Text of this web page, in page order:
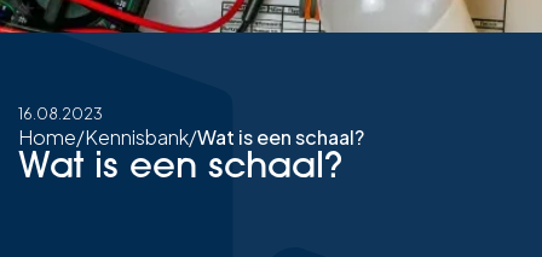
16.08.2023
Home/Kennisbank/Wat is een schaal?
Wat is een schaal?